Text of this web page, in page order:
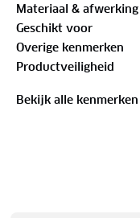
veelzijdige keuze
Materiaal & afwerking
Geschikt voor
Overige kenmerken
Productveiligheid
Bekijk alle kenmerken